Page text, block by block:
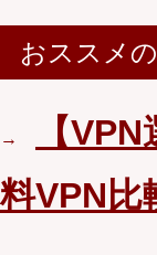
おススメ
→
【
料VPN比